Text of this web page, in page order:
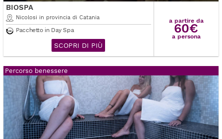
BIOSPA
Nicolosi in provincia di Catania
Pacchetto in Day Spa
SCOPRI DI PIÙ
a partire da
60€
a persona
Percorso benessere